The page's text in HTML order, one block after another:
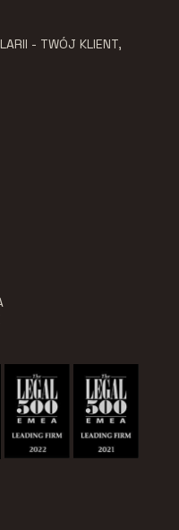
- TWÓJ KLIENT,